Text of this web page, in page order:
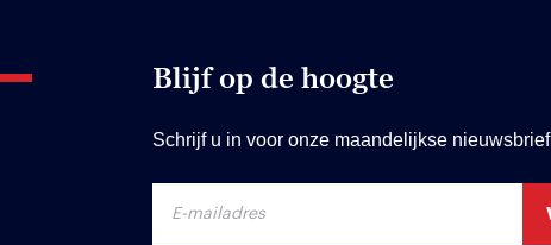
Blijf op de hoogte
Schrijf u in voor onze maandelijkse nieuwsbrief